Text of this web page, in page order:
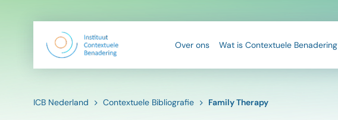
Over ons Wat is Contextuele Benadering
ICB Nederland Contextuele Bibliografie Family Therapy